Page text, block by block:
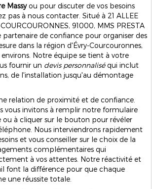
Massyou pour discuter de vos besoins
pas à nous contacter. Situé à 21 ALLEE
91000, MMS PRESTA
partenaire de confiance pour organiser des
dans la région d'Évry-Courcouronnes,
environs. Notre équipe se tient à votre
fournir un devis personnaliséqui inclut
de l'installation jusqu'au démontage
relation de proximité et de confiance.
vous invitons à remplir notre formulaire
à cliquer sur le bouton pour révéler
Nous interviendrons rapidement
et vous conseiller sur le choix de la
complémentaires qui
à vos attentes. Notre réactivité et
font la différence pour que chaque
une réussite totale.